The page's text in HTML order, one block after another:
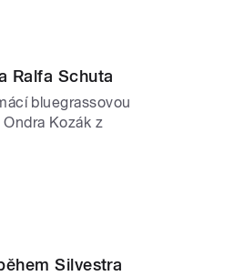
Ralfa Schuta
bluegrassovou
Kozák z
Silvestra